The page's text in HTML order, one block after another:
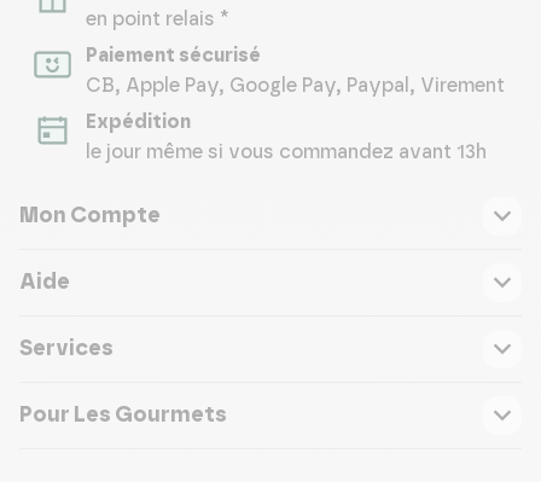
en point relais *
Paiement sécurisé
CB, Apple Pay, Google Pay, Paypal, Virement
Expédition
le jour même si vous commandez avant 13h
Mon Compte
Aide
Services
Pour Les Gourmets